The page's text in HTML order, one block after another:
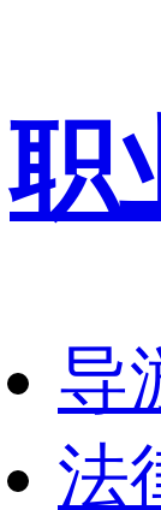
职
导
法